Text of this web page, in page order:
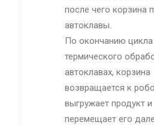
после чего корзина
автоклавы.
По окончанию цикла
термического
автоклавах, корзина
возвращается к
выгружает продукт и
перемещает его